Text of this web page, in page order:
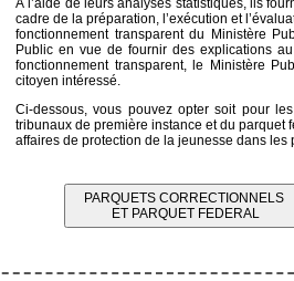
cadre de la préparation, l’exécution et
fonctionnement transparent du Ministère
Public en vue de fournir des explications
fonctionnement transparent, le Ministère
citoyen intéressé.
Ci-dessous, vous pouvez opter soit pour
tribunaux de première instance et du parquet
affaires de protection de la jeunesse dans les
PARQUETS CORRECTIONNELS
ET PARQUET FEDERAL